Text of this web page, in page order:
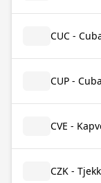
CUC -
CUP -
CVE -
CZK -